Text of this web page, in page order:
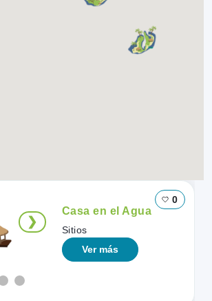
❯
Casa en el Agua
Sitios
Ver más
0